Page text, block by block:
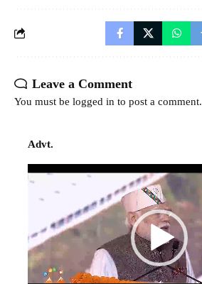
Leave a Comment
You must be logged in to post a comment.
Advt.
Video